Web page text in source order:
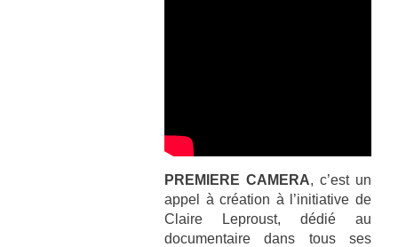
PREMIERE CAMERA, c’est un
appel à création à l’initiative de
Claire Leproust, dédié au
documentaire dans tous ses